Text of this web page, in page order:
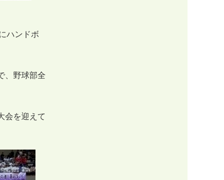
ハンドボ
、野球部全
会を迎えて